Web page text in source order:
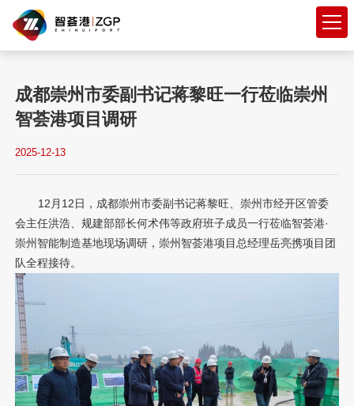
热搜关键词： 活动 开工 招商
成都崇州市委副书记蒋黎旺一行莅临崇州
智荟港项目调研
2025-12-13
12月12日，成都崇州市委副书记蒋黎旺、崇州市经开区管委
会主任洪浩、规建部部长何术伟等政府班子成员一行莅临智荟港·
崇州智能制造基地现场调研，崇州智荟港项目总经理岳亮携项目团
队全程接待。